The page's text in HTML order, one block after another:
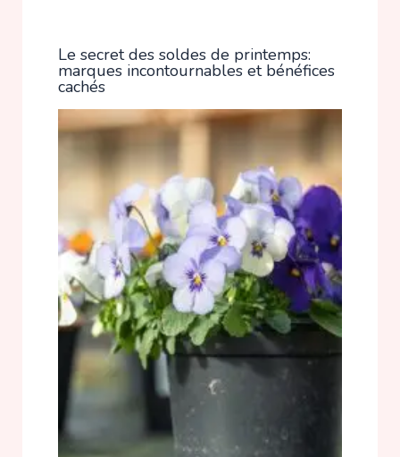
Le secret des soldes de printemps:
marques incontournables et bénéfices
cachés